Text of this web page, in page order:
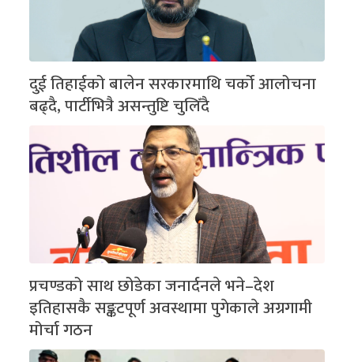
दुई तिहाईको बालेन सरकारमाथि चर्को आलोचना
बढ्दै, पार्टीभित्रै असन्तुष्टि चुलिँदै
प्रचण्डको साथ छोडेका जनार्दनले भने–देश
इतिहासकै सङ्कटपूर्ण अवस्थामा पुगेकाले अग्रगामी
मोर्चा गठन